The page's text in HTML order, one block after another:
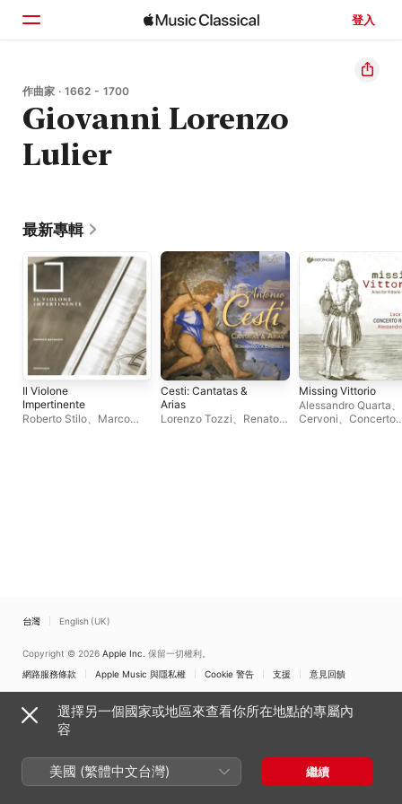
登入
首頁
瀏覽
搜尋
作曲家 · 1662 - 1700
Giovanni Lorenzo
Lulier
最新專輯
Il Violone
Impertinente
Roberto Stilo、 Marco
Cesti: Cantatas &
Arias
Lorenzo Tozzi、 Renato
Missing Vittorio
Alessandro Quarta、
Cervoni、 Concerto
台灣 English (UK)
Copyright © 2026 Apple Inc. 保留一切權利。
網路服務條款
Apple Music 與隱私權 Cookie 警告 支援 意見回饋
選擇另一個國家或地區來查看你所在地點的專屬內
容
美國 (繁體中文台灣) 繼續